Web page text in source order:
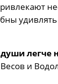
легче
и